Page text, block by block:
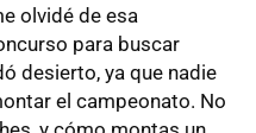
olvidé de esa
para buscar
desierto, ya que nadie
el campeonato. No